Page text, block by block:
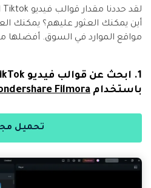
أين يمكنك العثور عليهم؟ يمكنك
مواقع الموارد في السوق. أفضلها
باستخدام Filmora
تحميل